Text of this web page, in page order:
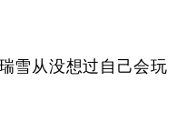
雪从没想过自己会玩